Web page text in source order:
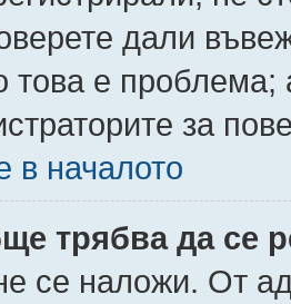
дали
това е проблема;
за
в началото
трябва да се
се наложи. От